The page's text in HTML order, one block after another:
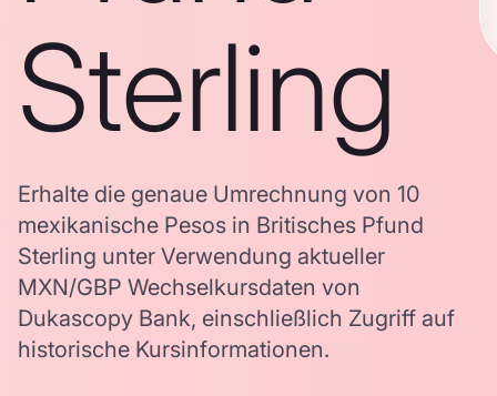
Sterling
Erhalte die genaue Umrechnung von 10
mexikanische Pesos in Britisches Pfund
Sterling unter Verwendung aktueller
MXN/GBP Wechselkursdaten von
Dukascopy Bank, einschließlich Zugriff auf
historische Kursinformationen.